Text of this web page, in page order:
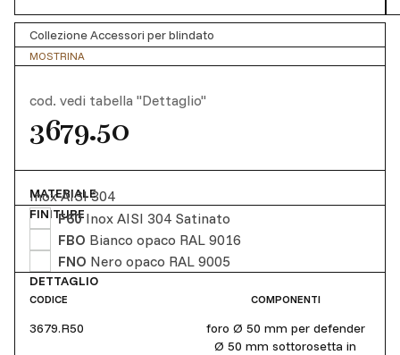
Collezione Accessori per blindato
MOSTRINA
cod. vedi tabella "Dettaglio"
3679.50
MATERIALE
Inox AISI 304
FINITURE
F60 Inox AISI 304 Satinato
FBO Bianco opaco RAL 9016
FNO Nero opaco RAL 9005
DETTAGLIO
CODICE COMPONENTI
3679.R50
foro Ø 50 mm per defender
Ø 50 mm sottorosetta in